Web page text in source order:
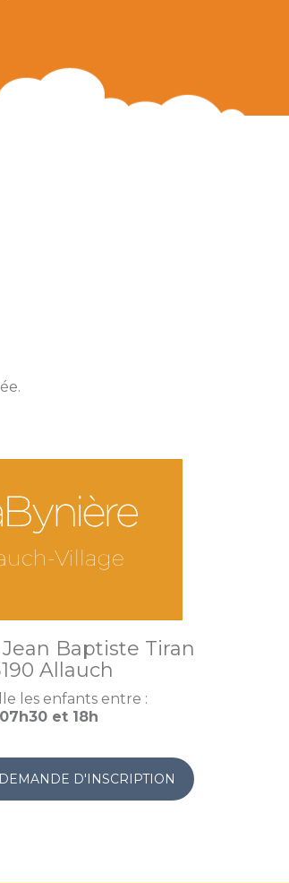
Baptiste Tiran
Allauch
les enfants entre :
07h30 et 18h
D'INSCRIPTION